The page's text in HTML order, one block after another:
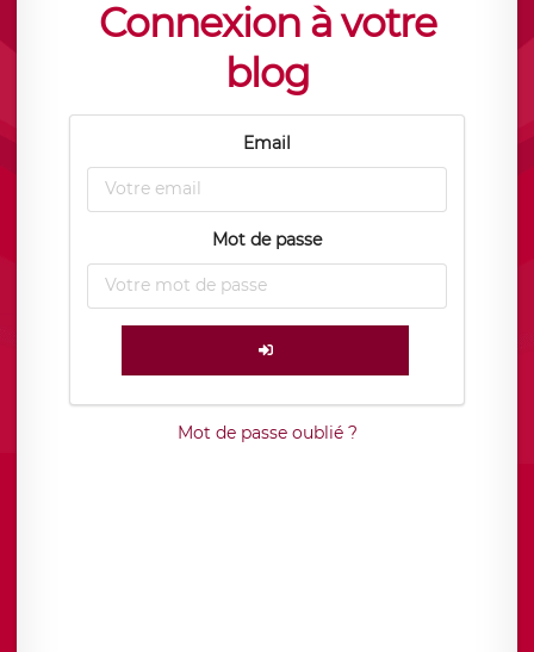
Connexion à votre
blog
Email
Mot de passe
Mot de passe oublié ?